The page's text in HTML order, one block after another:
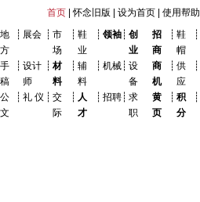
首页 |怀念旧版 设为首页 使用帮助
地
方
┊ 展会 ┊ 市
场
┊ 鞋
业
┊ 领袖 ┊ 创
业
招
商
┊ 鞋
帽
┊
手
稿
┊ 设计
师
┊ 材
料
┊ 辅
料
┊ 机械 ┊ 设
备
商
机
┊ 供
应
┊
公
文
┊ 礼 仪 ┊ 交
际
┊ 人
才
┊ 招聘 ┊ 求
职
黄
页
┊ 积
分
┊